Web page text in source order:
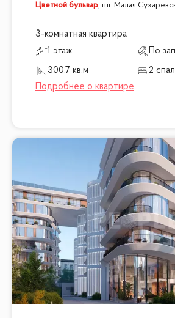
Цветной бульвар, пл. Малая
3-комнатная квартира
1 этаж
По
300.7 кв.м
2